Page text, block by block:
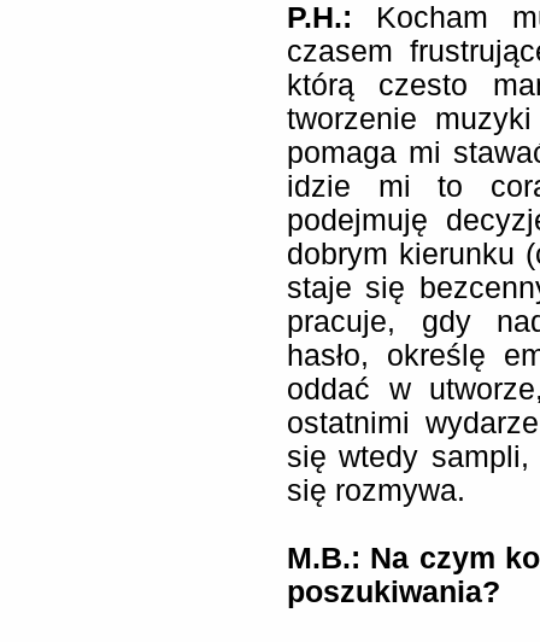
P.H.: Kocham
czasem
którą czesto
tworzenie
pomaga mi
idzie mi to
podejmuję
dobrym kierunku
staje się
pracuje, gdy
hasło, określę
oddać w
ostatnimi
się wtedy sampli,
się rozmywa.
M.B.: Na czym
poszukiwania?